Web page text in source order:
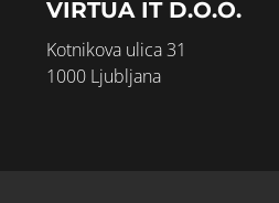
VIRTUA IT D.O.O.
Kotnikova ulica 31
1000 Ljubljana